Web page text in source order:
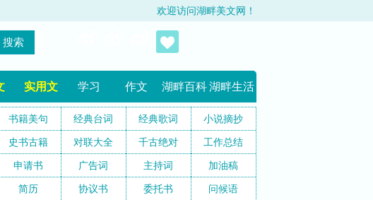
欢迎访问湖畔美文网！
搜索
实用文 学习 作文 湖畔百科 湖畔生活
书籍美句 经典台词 经典歌词 小说摘抄
史书古籍 对联大全 千古绝对 工作总结
申请书 广告词 主持词 加油稿
简历 协议书 委托书 问候语